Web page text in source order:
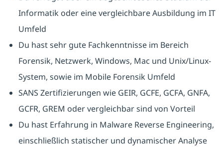
Informatik oder eine vergleichbare Ausbildung im IT
Umfeld
Du hast sehr gute Fachkenntnisse im Bereich
Forensik, Netzwerk, Windows, Mac und Unix/Linux-
System, sowie im Mobile Forensik Umfeld
SANS Zertifizierungen wie GEIR, GCFE, GCFA, GNFA,
GCFR, GREM oder vergleichbar sind von Vorteil
Du hast Erfahrung in Malware Reverse Engineering,
einschließlich statischer und dynamischer Analyse